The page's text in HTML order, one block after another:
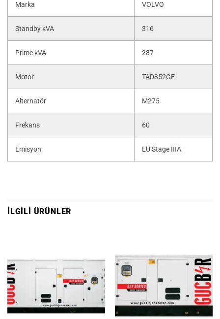
Marka VOLVO
Standby kVA 316
Prime kVA 287
Motor TAD852GE
Alternatör M275
Frekans 60
Emisyon EU Stage IIIA
İLGILI ÜRÜNLER